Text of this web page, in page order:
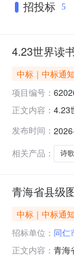
招投标 5
4.23世界读
中标｜中标通知
项目编号：
正文内容： 4.23
发布时间：
相关产品：
诗
青海省县级
中标｜中标通知
招标单位： 同仁
正文内容： 青海